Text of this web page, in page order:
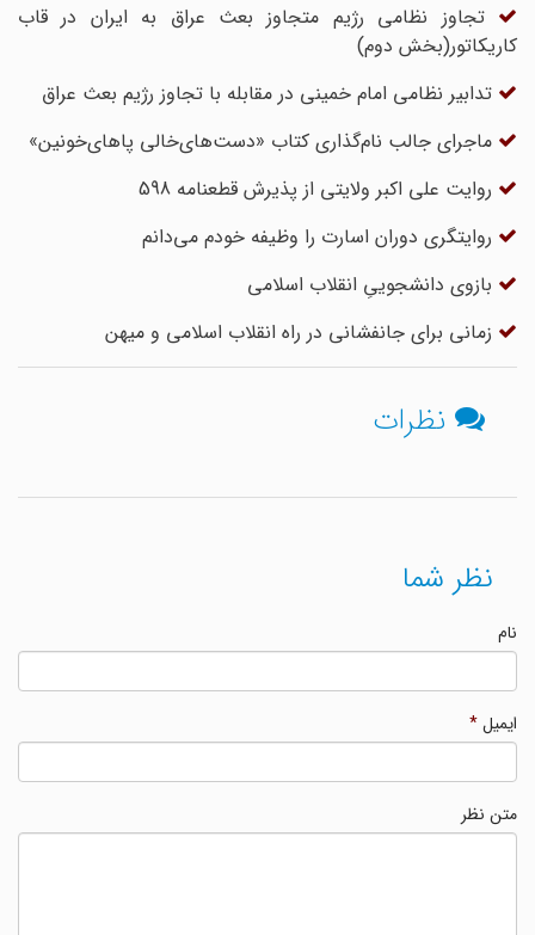
تجاوز نظامی رژیم متجاوز بعث عراق به ایران در قاب
کاریکاتور(بخش دوم)
تدابیر نظامی امام خمینی در مقابله با تجاوز رژیم بعث عراق
ماجرای جالب نام‌گذاری کتاب «دست‌های‌خالی پاهای‌خونین»
روایت علی اکبر ولایتی از پذیرش قطعنامه 598
روایتگری دوران اسارت را وظیفه خودم می‌دانم
بازوی دانشجوییِ انقلاب اسلامی
زمانی برای جانفشانی در راه انقلاب اسلامی و میهن
نظرات
نظر شما
ایمیل*
متن نظر